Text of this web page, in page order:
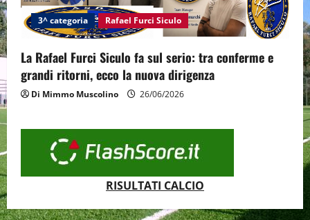
3^ categoria Rafael Furci Siculo
La Rafael Furci Siculo fa sul serio: tra conferme e
grandi ritorni, ecco la nuova dirigenza
Di Mimmo Muscolino 26/06/2026
RISULTATI CALCIO